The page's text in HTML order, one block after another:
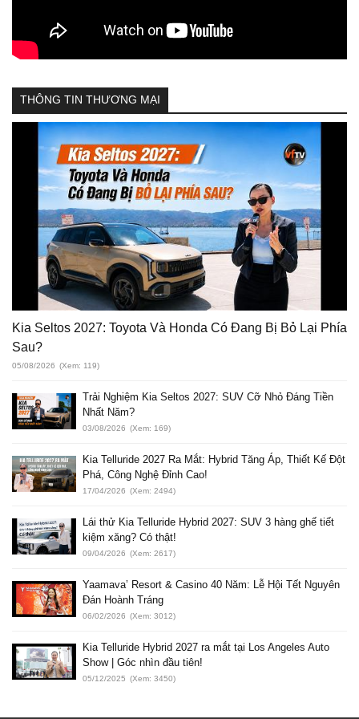
THÔNG TIN THƯƠNG MẠI
Kia Seltos 2027: Toyota Và Honda Có Đang Bị Bỏ Lại Phía
Sau?
05/08/2026 (Xem: 119)
Trải Nghiệm Kia Seltos 2027: SUV Cỡ Nhỏ Đáng Tiền
Nhất Năm?
03/08/2026 (Xem: 169)
Kia Telluride 2027 Ra Mắt: Hybrid Tăng Áp, Thiết Kế Đột
Phá, Công Nghệ Đỉnh Cao!
17/04/2026 (Xem: 2494)
Lái thử Kia Telluride Hybrid 2027: SUV 3 hàng ghế tiết
kiệm xăng? Có thật!
09/04/2026 (Xem: 2617)
Yaamava’ Resort & Casino 40 Năm: Lễ Hội Tết Nguyên
Đán Hoành Tráng
06/02/2026 (Xem: 3012)
Kia Telluride Hybrid 2027 ra mắt tại Los Angeles Auto
Show | Góc nhìn đầu tiên!
05/12/2025 (Xem: 3450)